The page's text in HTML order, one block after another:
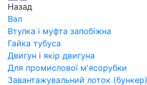
Назад
Вал
Втулка і муфта запобіжна
Гайка тубуса
Двигун і якір двигуна
Для промислової м'ясорубки
Завантажувальний лоток (бункер)